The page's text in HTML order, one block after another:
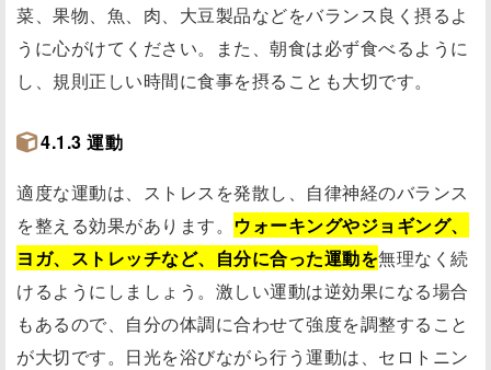
菜、果物、魚、肉、大豆製品などをバランス良く摂るよ
うに心がけてください。また、朝食は必ず食べるように
し、規則正しい時間に食事を摂ることも大切です。
4.1.3 運動
適度な運動は、ストレスを発散し、自律神経のバランス
を整える効果があります。 ウォーキングやジョギング、
ヨガ、ストレッチなど、自分に合った運動を無理なく続
けるようにしましょう。激しい運動は逆効果になる場合
もあるので、自分の体調に合わせて強度を調整すること
が大切です。日光を浴びながら行う運動は、セロトニン